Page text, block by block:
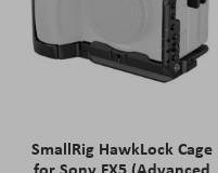
SmallRig HawkLock Cage